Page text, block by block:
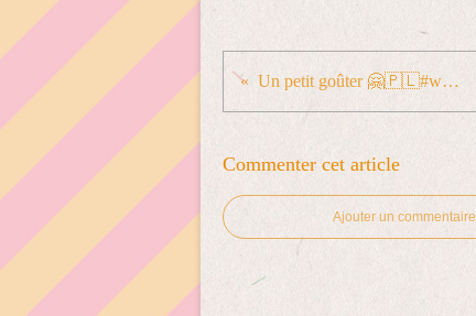
Un petit goûter 🤗🇵🇱#wroclaw #wroclawfoodie #legalcakes #anaiscuisine #travel #foodblogger @Wroclaw, Poland
Commenter cet article
Ajouter un commentaire